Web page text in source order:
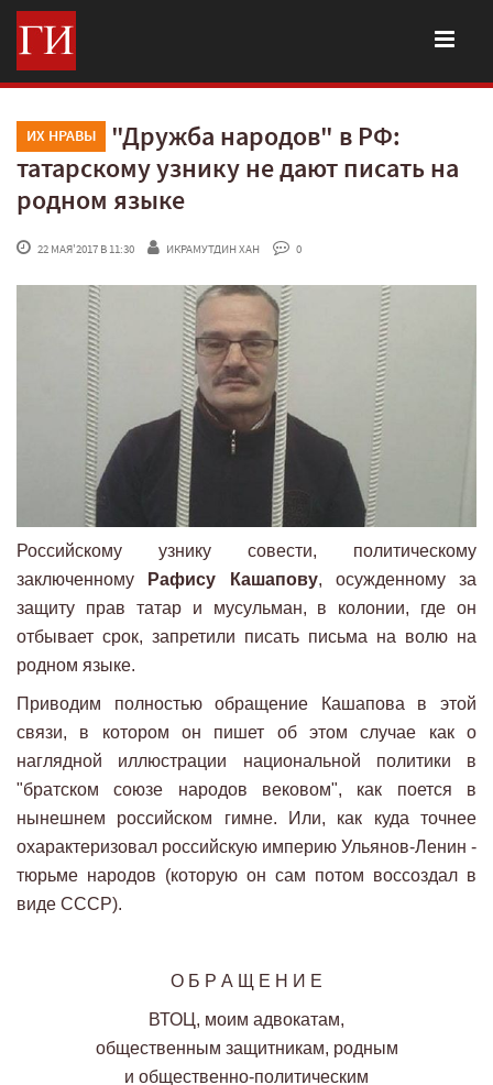
ИХ НРАВЫ
"Дружба народов" в РФ:
татарскому узнику не дают писать на
родном языке
22 МАЯ'2017 В 11:30 ИКРАМУТДИН ХАН 0
Российскому узнику совести, политическому
заключенному
Рафису Кашапову, осужденному за
защиту прав татар и мусульман, в колонии, где он
отбывает срок, запретили писать письма на волю на
родном языке.
Приводим полностью обращение Кашапова в этой
связи, в котором он пишет об этом случае как о
наглядной иллюстрации национальной политики в
"братском союзе народов вековом", как поется в
нынешнем российском гимне. Или, как куда точнее
охарактеризовал российскую империю Ульянов-Ленин -
тюрьме народов (которую он сам потом воссоздал в
виде СССР).
О Б Р А Щ Е Н И Е
ВТОЦ, моим адвокатам,
общественным защитникам, родным
и общественно-политическим